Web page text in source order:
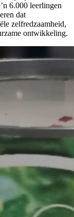
6.000 leerlingen
dat
zelfredzaamheid,
ontwikkeling.